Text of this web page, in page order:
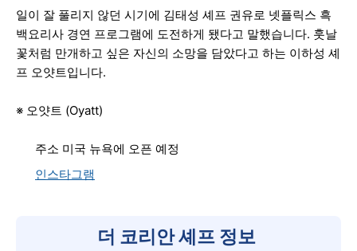
일이 잘 풀리지 않던 시기에 김태성 셰프 권유로 넷플릭스 흑
백요리사 경연 프로그램에 도전하게 됐다고 말했습니다. 훗날
꽃처럼 만개하고 싶은 자신의 소망을 담았다고 하는 이하성 셰
프 오얏트입니다.
※ 오얏트 (Oyatt)
주소 미국 뉴욕에 오픈 예정
인스타그램
더 코리안 셰프 정보